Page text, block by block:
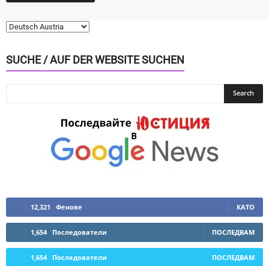
SUCHE / AUF DER WEBSITE SUCHEN
12,321 Фенове КАТО
1,654 Последователи ПОСЛЕДВАМ
1,654 Последователи ПОСЛЕДВАМ